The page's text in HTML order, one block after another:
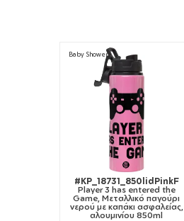
Baby Shower
#KP_18731_850lidPinkF
Player 3 has entered the
Game, Μεταλλικό παγούρι
νερού με καπάκι ασφαλείας,
αλουμινίου 850ml